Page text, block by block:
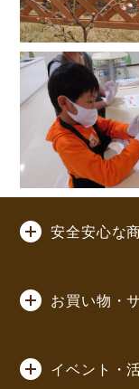
安全安心な
お買い物・
イベント・